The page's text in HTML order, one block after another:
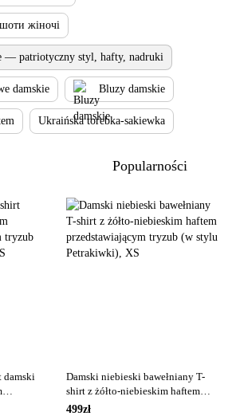
жіночі
— patriotyczny styl, hafty, nadruki
damskie Bluzy damskie
Ukraińska torebka-sakiewka
Popularności
damski
stylu
Damski niebieski bawełniany T-
shirt z żółto-niebieskim haftem
przedstawiającym tryzub (w stylu
499zł